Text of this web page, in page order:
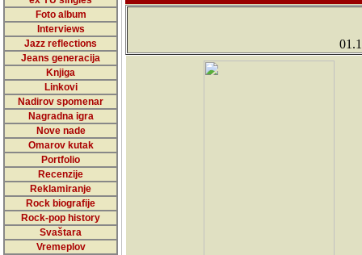
Foto album
Interviews
Jazz reflections
Jeans generacija
Knjiga
Linkovi
Nadirov spomenar
Nagradna igra
Nove nade
Omarov kutak
Portfolio
Recenzije
Reklamiranje
Rock biografije
Rock-pop history
Svaštara
Vremeplov